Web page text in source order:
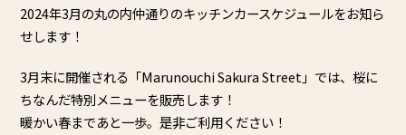
2024年3月の丸の内仲通りのキッチンカースケジュールをお知ら
せします！
3月末に開催される「Marunouchi Sakura Street」では、桜に
ちなんだ特別メニューを販売します！
暖かい春まであと一歩。是非ご利用ください！